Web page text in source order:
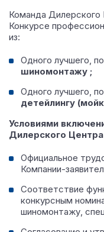
Команда
Конкурсе
из:
Одного лучшего,
шиномонтажу ;
Одного лучшего,
детейлингу
Условиями
Дилерского
Официальное
Компании-
Соответствие
конкурсным
шиномонтажу,